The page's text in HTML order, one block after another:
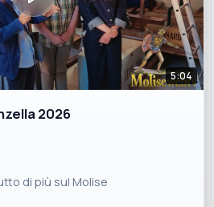
5:04
2026
di più sul Molise